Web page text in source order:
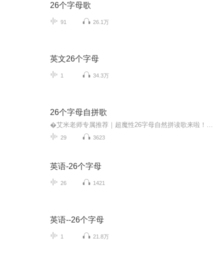
26个字母歌
91 26.1万
英文26个字母
1 34.3万
26个字母自拼歌
29 3623
英语-26个字母
26 1421
英语--26个字母
1 21.8万